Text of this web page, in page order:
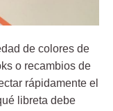
de colores de
o recambios de
rápidamente el
libreta debe